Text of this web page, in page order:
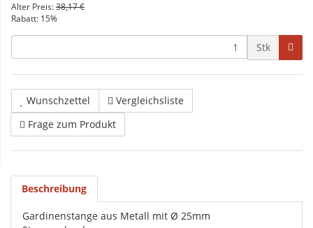
Alter Preis:38,17 €
Rabatt: 15%
Stk
Wunschzettel
Vergleichsliste
Frage zum Produkt
Beschreibung
Gardinenstange aus Metall mit Ø 25mm